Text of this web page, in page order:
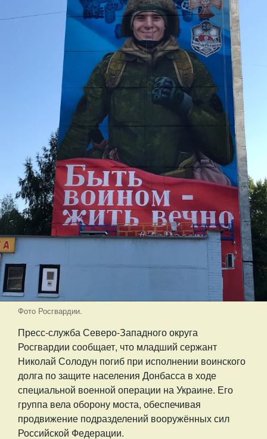
Фото Росгвардии.
Пресс-служба Северо-Западного округа
Росгвардии сообщает, что младший сержант
Николай Солодун погиб при исполнении воинского
долга по защите населения Донбасса в ходе
специальной военной операции на Украине. Его
группа вела оборону моста, обеспечивая
продвижение подразделений вооружённых сил
Российской Федерации.